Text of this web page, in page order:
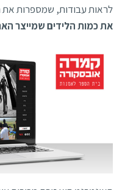
לראות עבודות, שמספרות את
את כמות הלידים שמייצר